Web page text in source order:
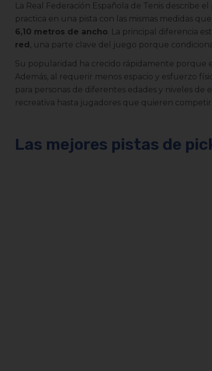
La Real Federación Española de Tenis describe
practica en una pista con las mismas medidas
6,10 metros de ancho . La principal diferencia
red , una parte clave del juego porque
Su popularidad ha crecido rápidamente porque
Además, al requerir menos espacio y esfuerzo
para personas de diferentes edades y niveles de
recreativa hasta jugadores que quieren competir.
Las mejores pistas de